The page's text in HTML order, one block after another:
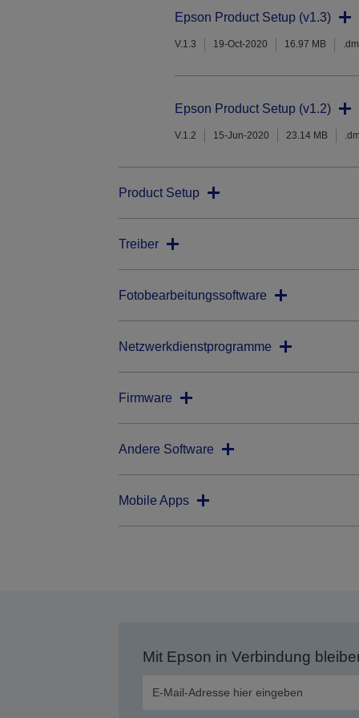
Epson Product Setup (v1.3)
V.1.3 19-Oct-2020 16.97 MB
Epson Product Setup (v1.2)
V.1.2 15-Jun-2020 23.14 MB
Product Setup
Treiber
Fotobearbeitungssoftware
Netzwerkdienstprogramme
Firmware
Andere Software
Mobile Apps
Mit Epson in Verbindung